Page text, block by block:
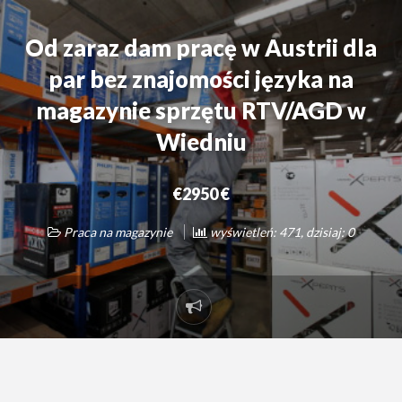
Od zaraz dam pracę w Austrii dla
par bez znajomości języka na
magazynie sprzętu RTV/AGD w
Wiedniu
€2950 €
Praca na magazynie wyświetleń: 471, dzisiaj: 0
Zgłoś
problem